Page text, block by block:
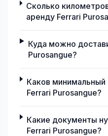
Сколько
аренду Ferrari
Куда можно
Purosangue?
Каков
Ferrari Purosangue?
Какие документы
Ferrari Purosangue?